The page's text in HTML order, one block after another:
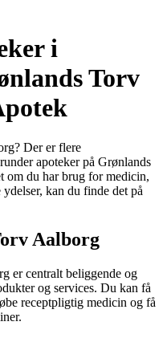
i
Torv
Der er flere
apoteker på Grønlands
om du har brug for medicin,
kan du finde det på
Aalborg
er centralt beliggende og
og services. Du kan få
receptpligtig medicin og få